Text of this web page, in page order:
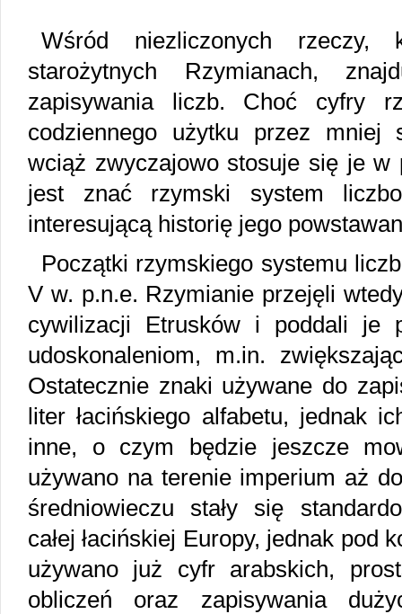
Wśród niezliczonych rzeczy,
starożytnych Rzymianach,
zapisywania liczb. Choć cyfry
codziennego użytku przez mniej
wciąż zwyczajowo stosuje się je w
jest znać rzymski system
interesującą historię jego
Początki rzymskiego systemu
V w. p.n.e. Rzymianie przejęli
cywilizacji Etrusków i poddali je
udoskonaleniom, m.in.
Ostatecznie znaki używane do
liter łacińskiego alfabetu, jednak
inne, o czym będzie jeszcze
używano na terenie imperium aż
średniowieczu stały się
całej łacińskiej Europy, jednak pod
używano już cyfr arabskich,
obliczeń oraz zapisywania